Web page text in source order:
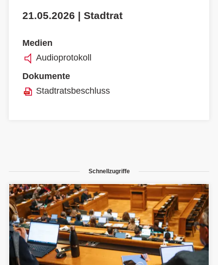
21.05.2026 | Stadtrat
Medien
Audioprotokoll
Dokumente
Stadtratsbeschluss
Schnellzugriffe